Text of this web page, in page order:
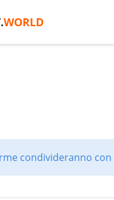
WORLD
condivideranno